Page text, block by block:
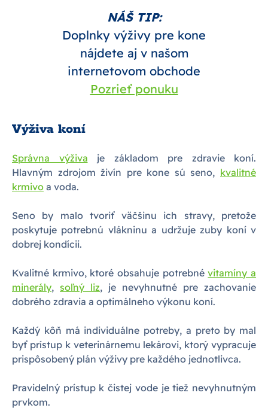
NÁŠ TIP:
Doplnky výživy pre kone
nájdete aj v našom
internetovom obchode
Pozrieť ponuku
Výživa koní
Správna výživa je základom pre zdravie koní.
Hlavným zdrojom živín pre kone sú seno, kvalitné
krmivo a voda.
Seno by malo tvoriť väčšinu ich stravy, pretože
poskytuje potrebnú vlákninu a udržuje zuby koní v
dobrej kondícii.
Kvalitné krmivo, ktoré obsahuje potrebnévitamíny a
minerály, soľný liz, je nevyhnutné pre zachovanie
dobrého zdravia a optimálneho výkonu koní.
Každý kôň má individuálne potreby, a preto by mal
byť prístup k veterinárnemu lekárovi, ktorý vypracuje
prispôsobený plán výživy pre každého jednotlivca.
Pravidelný prístup k čistej vode je tiež nevyhnutným
prvkom.